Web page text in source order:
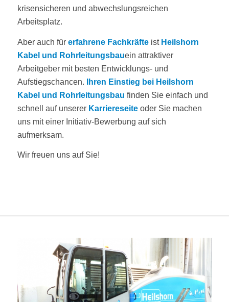
krisensicheren und abwechslungsreichen
Arbeitsplatz.
Aber auch für erfahrene Fachkräfteist Heilshorn
Kabel und Rohrleitungsbauein attraktiver
Arbeitgeber mit besten Entwicklungs- und
Aufstiegschancen.
Ihren Einstieg bei Heilshorn
Kabel und Rohrleitungsbau finden Sie einfach und
schnell auf unserer Karriereseiteoder Sie machen
uns mit einer Initiativ-Bewerbung auf sich
aufmerksam.
Wir freuen uns auf Sie!